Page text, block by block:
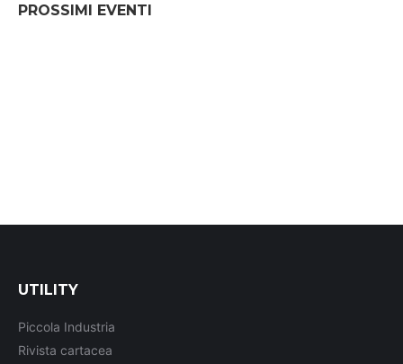
PROSSIMI EVENTI
UTILITY
Piccola Industria
Rivista cartacea